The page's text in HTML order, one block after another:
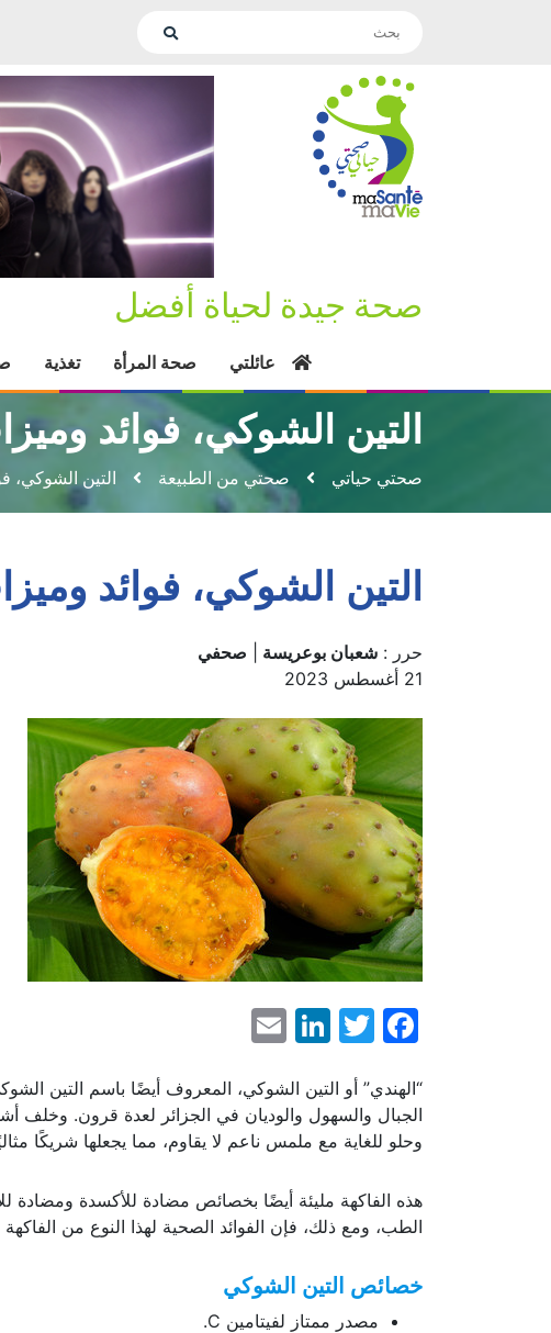
صحة جيدة لحياة أفضل
عائلتي صحة المرأة تغذية
التين الشوكي، فوائد
صحتي حياتي صحتي من الطبيعة التين الشوكي،
التين الشوكي، فوائد
حرر : شعبان بوعريسة
صحفي
21 أغسطس 2023
Facebook
Twitter
LinkedIn
“الهندي” أو التين الشوكي، المعروف أيضًا باسم التين
الجبال والسهول والوديان في الجزائر لعدة قرون. وخلف
وحلو للغاية مع ملمس ناعم لا يقاوم، مما يجعلها شريكًا
هذه الفاكهة مليئة أيضًا بخصائص مضادة للأكسدة
الطب، ومع ذلك، فإن الفوائد الصحية لهذا النوع من
خصائص التين الشوكي
مصدر ممتاز لفيتامين C.